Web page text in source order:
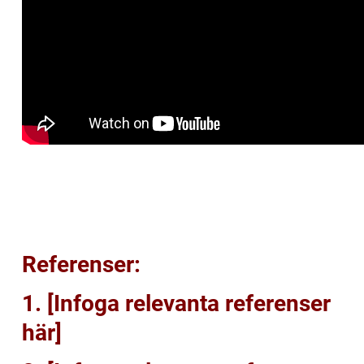
Referenser:
1. [Infoga relevanta referenser
här]